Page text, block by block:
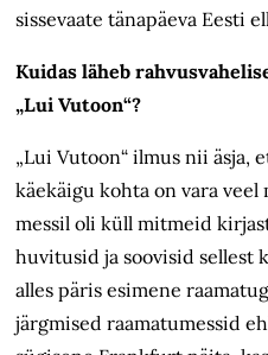
sissevaate tänapäeva Eesti
Kuidas läheb
„Lui Vutoon“?
„Lui Vutoon“ ilmus nii äsja,
käekäigu kohta on vara
messil oli küll mitmeid
huvitusid ja soovisid sellest
alles päris esimene
järgmised raamatumessid